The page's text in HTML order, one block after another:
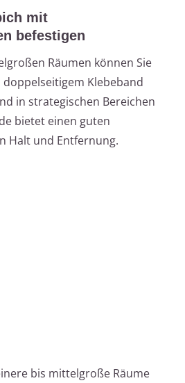
mit
befestigen
Räumen können Sie
Klebeband
in strategischen Bereichen
bietet einen guten
Halt und Entfernung.
bis mittelgroße Räume